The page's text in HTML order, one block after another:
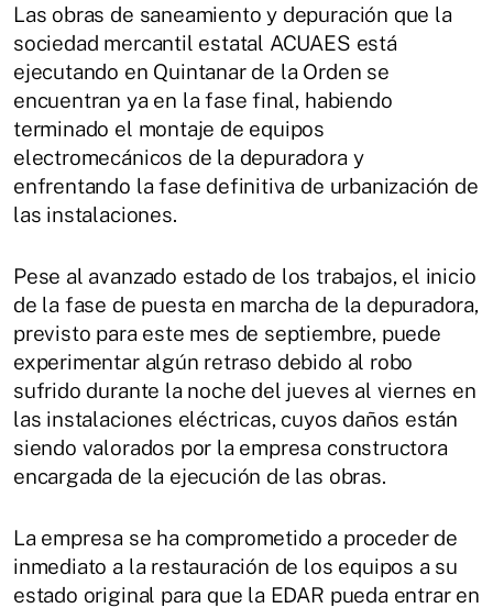
Las obras de saneamiento y depuración que la
sociedad mercantil estatal ACUAES está
ejecutando en Quintanar de la Orden se
encuentran ya en la fase final, habiendo
terminado el montaje de equipos
electromecánicos de la depuradora y
enfrentando la fase definitiva de urbanización de
las instalaciones.
Pese al avanzado estado de los trabajos, el inicio
de la fase de puesta en marcha de la depuradora,
previsto para este mes de septiembre, puede
experimentar algún retraso debido al robo
sufrido durante la noche del jueves al viernes en
las instalaciones eléctricas, cuyos daños están
siendo valorados por la empresa constructora
encargada de la ejecución de las obras.
La empresa se ha comprometido a proceder de
inmediato a la restauración de los equipos a su
estado original para que la EDAR pueda entrar en